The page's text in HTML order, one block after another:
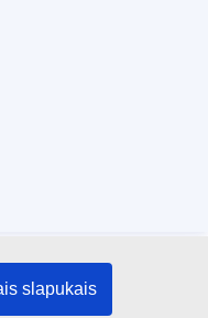
slapukais